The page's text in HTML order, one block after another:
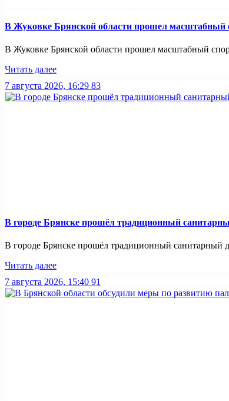
В Жуковке Брянской области прошел масштабный
В Жуковке Брянской области прошел масштабный
Читать далее
7 августа 2026, 16:29 83
В городе Брянске прошёл традиционный
В городе Брянске прошёл традиционный санитарный
Читать далее
7 августа 2026, 15:40 91